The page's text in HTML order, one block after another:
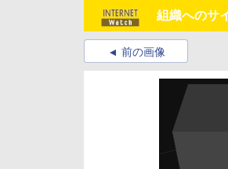
組織へのサ
前の画像